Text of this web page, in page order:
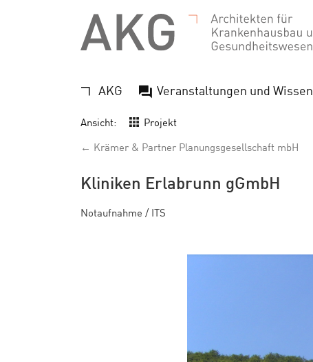
AKG Veranstaltungen und Wissen
Ansicht:
Projekt
← Krämer & Partner Planungsgesellschaft mbH
Kliniken Erlabrunn gGmbH
Notaufnahme / ITS